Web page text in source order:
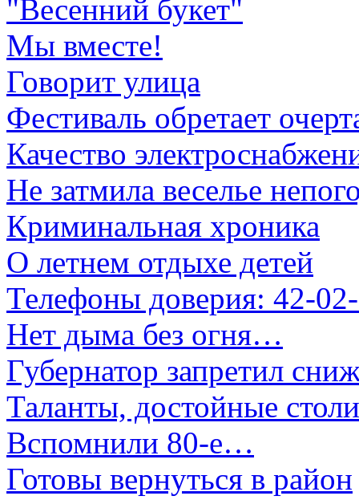
"Весенний букет"
Мы вместе!
Говорит улица
Фестиваль обретает
Качество
Не затмила веселье
Криминальная хроника
О летнем отдыхе детей
Телефоны доверия: 42-
Нет дыма без огня…
Губернатор запретил
Таланты, достойные
Вспомнили 80-е…
Готовы вернуться в район